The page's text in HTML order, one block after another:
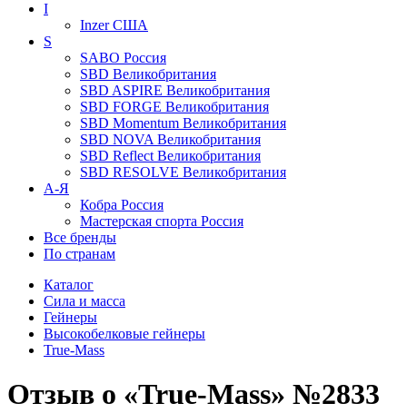
I
InzerСША
S
SABO Россия
SBD Великобритания
SBD ASPIRE Великобритания
SBD FORGE Великобритания
SBD Momentum Великобритания
SBD NOVA Великобритания
SBD Reflect Великобритания
SBD RESOLVE Великобритания
А-Я
Кобра Россия
Мастерская спорта Россия
Все бренды
По странам
Каталог
Сила и масса
Гейнеры
Высокобелковые гейнеры
True-Mass
Отзыв о «True-Mass» №2833